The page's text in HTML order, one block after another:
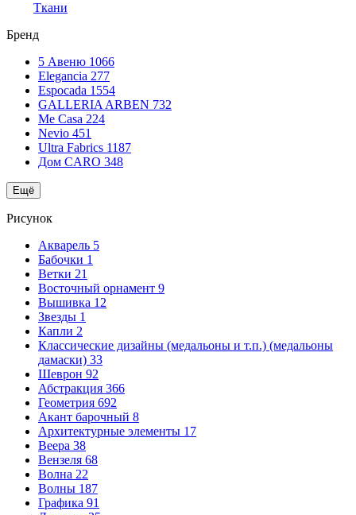
Ткани
Бренд
5 Авеню 1066
Elegancia 277
Espocada 1554
GALLERIA ARBEN 732
Me Casa 224
Nevio 451
Ultra Fabrics 1187
Дом CARO 348
Ещё
Рисунок
Акварель 5
Бабочки 1
Ветки 21
Восточный орнамент 9
Вышивка 12
Звезды 1
Капли 2
Классические дизайны (медальоны и т.п.) (медальоны
дамаски) 33
Шеврон 92
Абстракция 366
Геометрия 692
Акант барочный 8
Архитектурные элементы 17
Веера 38
Вензеля 68
Волна 22
Волны 187
Графика 91